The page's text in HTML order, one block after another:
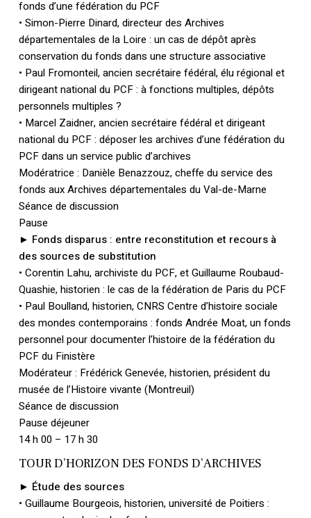
fonds d’une fédération du PCF
• Simon-Pierre Dinard, directeur des Archives
départementales de la Loire : un cas de dépôt après
conservation du fonds dans une structure associative
• Paul Fromonteil, ancien secrétaire fédéral, élu régional et
dirigeant national du PCF : à fonctions multiples, dépôts
personnels multiples ?
• Marcel Zaidner, ancien secrétaire fédéral et dirigeant
national du PCF : déposer les archives d’une fédération du
PCF dans un service public d’archives
Modératrice : Danièle Benazzouz, cheffe du service des
fonds aux Archives départementales du Val-de-Marne
Séance de discussion
Pause
► Fonds disparus : entre reconstitution et recours à
des sources de substitution
• Corentin Lahu, archiviste du PCF, et Guillaume Roubaud-
Quashie, historien : le cas de la fédération de Paris du PCF
• Paul Boulland, historien, CNRS Centre d’histoire sociale
des mondes contemporains : fonds Andrée Moat, un fonds
personnel pour documenter l’histoire de la fédération du
PCF du Finistère
Modérateur : Frédérick Genevée, historien, président du
musée de l’Histoire vivante (Montreuil)
Séance de discussion
Pause déjeuner
14 h 00 – 17 h 30
TOUR D’HORIZON DES FONDS D’ARCHIVES
► Étude des sources
• Guillaume Bourgeois, historien, université de Poitiers :